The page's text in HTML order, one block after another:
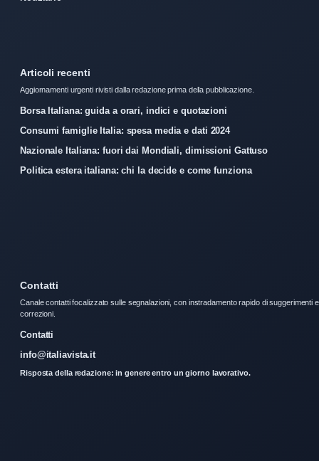
Articoli recenti
Aggiornamenti urgenti rivisti dalla redazione prima della pubblicazione.
Borsa Italiana: guida a orari, indici e quotazioni
Consumi famiglie Italia: spesa media e dati 2024
Nazionale Italiana: fuori dai Mondiali, dimissioni Gattuso
Politica estera italiana: chi la decide e come funziona
Contatti
Canale contatti focalizzato sulle segnalazioni, con instradamento rapido di suggerimenti e
correzioni.
Contatti
info@italiavista.it
Risposta della redazione: in genere entro un giorno lavorativo.